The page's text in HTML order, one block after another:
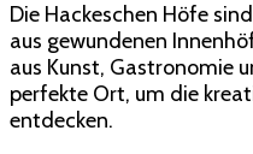
Die Hackeschen Höfe
aus gewundenen
aus Kunst, Gastronomie
perfekte Ort, um die
entdecken.